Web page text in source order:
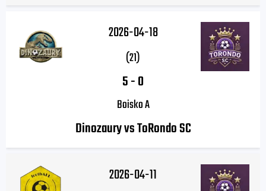
2026-04-18
(21)
5-0
Boisko A
Dinozaury vs ToRondo SC
2026-04-11